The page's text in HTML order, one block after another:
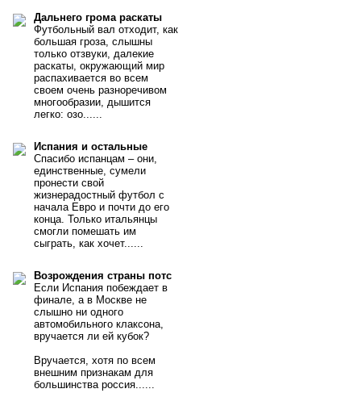
Дальнего грома раскаты
Футбольный вал отходит, как
большая гроза, слышны
только отзвуки, далекие
раскаты, окружающий мир
распахивается во всем
своем очень разноречивом
многообразии, дышится
легко: озо......
Испания и остальные
Спасибо испанцам – они,
единственные, сумели
пронести свой
жизнерадостный футбол с
начала Евро и почти до его
конца. Только итальянцы
смогли помешать им
сыграть, как хочет......
Возрождения страны потс
Если Испания побеждает в
финале, а в Москве не
слышно ни одного
автомобильного клаксона,
вручается ли ей кубок?
Вручается, хотя по всем
внешним признакам для
большинства россия......